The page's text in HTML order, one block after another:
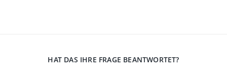
HAT DAS IHRE FRAGE BEANTWORTET?